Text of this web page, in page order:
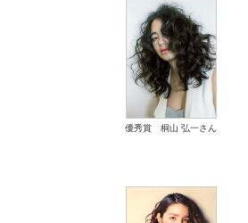
優秀賞 桐山 弘一さん